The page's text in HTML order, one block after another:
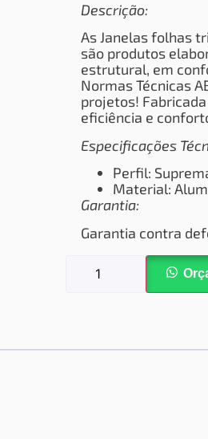
Descrição:
As Janelas folhas
são produtos
estrutural, em
Normas Técnicas
projetos!
eficiência e
Especificações
Perfil:
Material:
Garantia:
Garantia contra